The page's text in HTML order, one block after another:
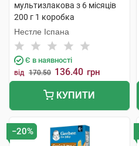
мультизлакова з 6 місяців
200 г 1 коробка
Нестле Іспана
Є в наявності
від 170.50 136.40 грн
КУПИТИ
−20%